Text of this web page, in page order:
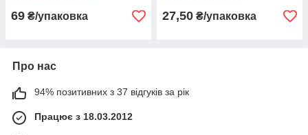
69 ₴/упаковка 27,50 ₴/упаковка
Про нас
94% позитивних з 37 відгуків за рік
Працює з 18.03.2012